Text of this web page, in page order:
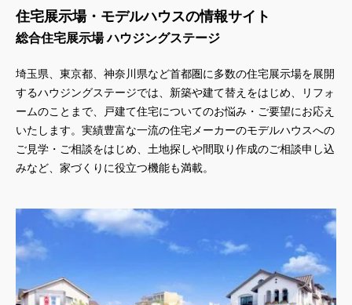
住宅展示場・モデルハウスの情報サイト
総合住宅展示場 ハウジングステージ
埼玉県、東京都、神奈川県など首都圏に多数の住宅展示場を展開
するハウジングステージでは、新築や建て替えをはじめ、リフォ
ームのことまで、戸建て住宅についてのお悩み・ご要望にお応え
いたします。実績豊富な一流の住宅メーカーのモデルハウスへの
ご見学・ご相談をはじめ、土地探しや間取り作成のご相談申し込
みなど、家づくりに役立つ機能も満載。